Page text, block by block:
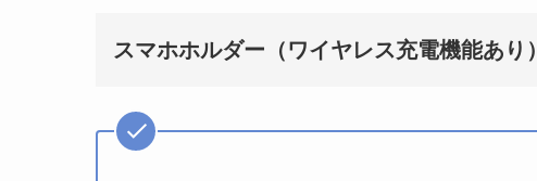
スマホホルダー（ワイヤレス充電機能あり）